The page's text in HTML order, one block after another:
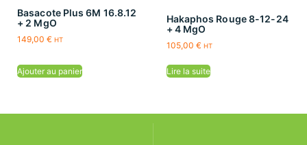
Basacote Plus 6M 16.8.12
+ 2 MgO
149,00 € HT
Ajouter au panier
Hakaphos Rouge 8-12-24
+ 4 MgO
105,00 € HT
Lire la suite